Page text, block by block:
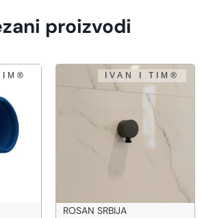
proizvodi
ROSAN SRBIJA